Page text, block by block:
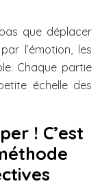
que déplacer
l’émotion, les
Chaque partie
échelle des
! C’est